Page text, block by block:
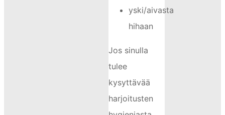
yski/aivasta
hihaan
Jos sinulla
tulee
kysyttävää
harjoitusten